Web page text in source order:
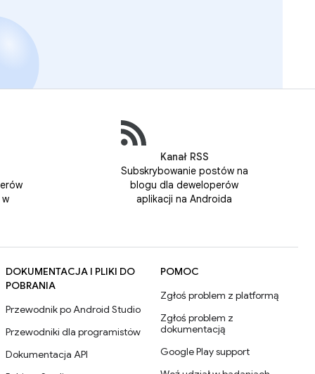
Kanał RSS
Subskrybowanie postów na
blogu dla deweloperów
aplikacji na Androida
DOKUMENTACJA I PLIKI DO
POBRANIA
Przewodnik po Android Studio
Przewodniki dla programistów
Dokumentacja API
POMOC
Zgłoś problem z platformą
Zgłoś problem z
dokumentacją
Google Play support